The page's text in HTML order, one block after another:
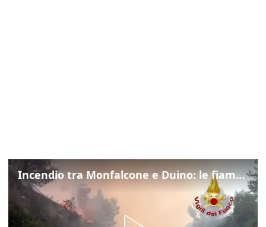
Incendio tra Monfalcone e Duino: le fiamme lambiscono la strada